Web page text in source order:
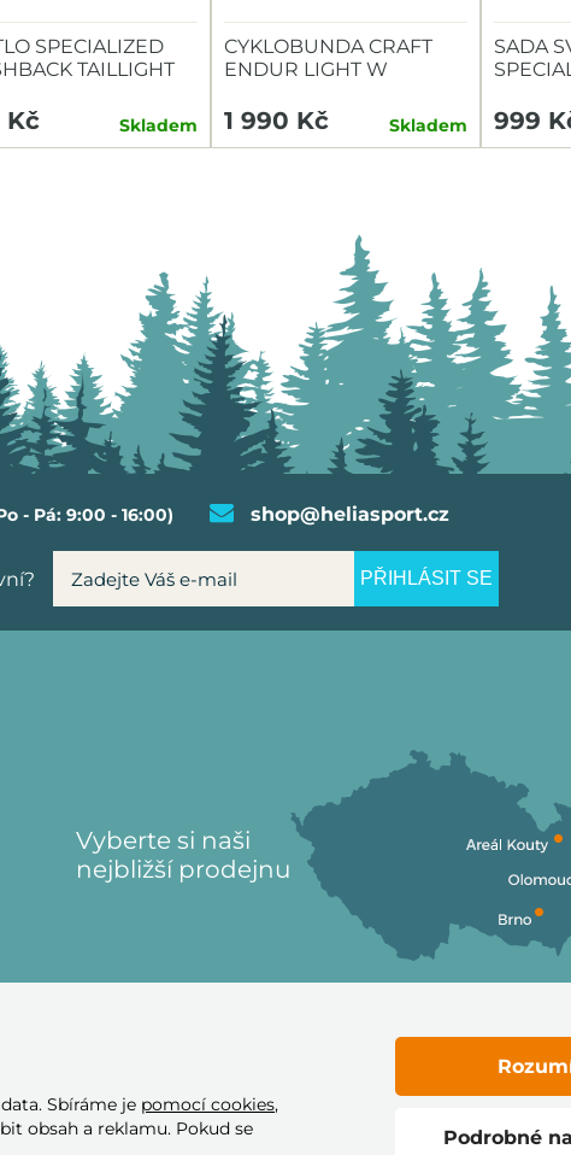
SPECIALIZED
TAILLIGHT
Kč Skladem
CYKLOBUNDA CRAFT
ENDUR LIGHT W
1 990 Kč Skladem
SADA
999
- Pá: 9:00 - 16:00) shop@heliasport.cz
PŘIHLÁSIT SE
Vyberte si naši
nejbližší prodejnu
Přijímáme tyto
Sbíráme je pomocí cookies,
obsah a reklamu. Pokud se
Podrobné